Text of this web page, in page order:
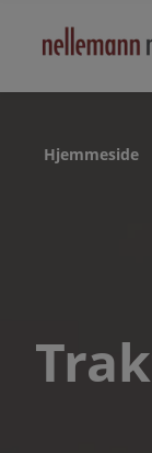
Hjemmeside